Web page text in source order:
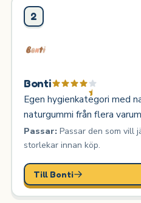
2
Bonti
Egen hygienkategori med
naturgummi från flera
Passar:Passar den som vill
storlekar innan köp.
Till Bonti